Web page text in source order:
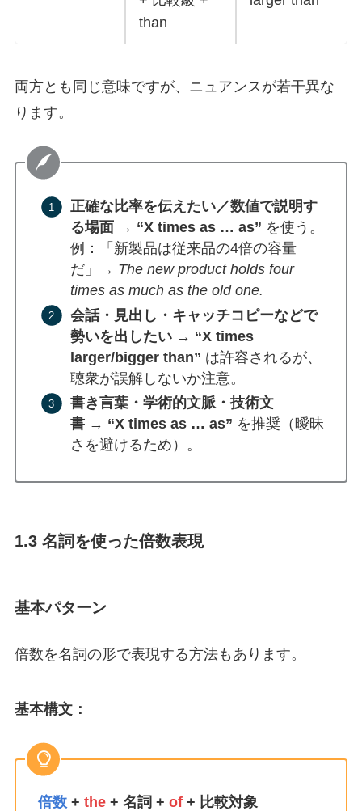
than
両方とも同じ意味ですが、ニュアンスが若干異な
ります。
正確な比率を伝えたい／数値で説明す
る場面 → “X times as … as” を使う。
例：「新製品は従来品の4倍の容量
だ」→ The new product holds four
times as much as the old one.
会話・見出し・キャッチコピーなどで
勢いを出したい → “X times
larger/bigger than” は許容されるが、
聴衆が誤解しないか注意。
書き言葉・学術的文脈・技術文
書 → “X times as … as” を推奨（曖昧
さを避けるため）。
1.3 名詞を使った倍数表現
基本パターン
倍数を名詞の形で表現する方法もあります。
基本構文：
倍数+ the + 名詞 + of + 比較対象